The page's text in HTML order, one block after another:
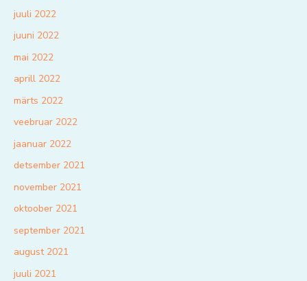
juuli 2022
juuni 2022
mai 2022
aprill 2022
märts 2022
veebruar 2022
jaanuar 2022
detsember 2021
november 2021
oktoober 2021
september 2021
august 2021
juuli 2021